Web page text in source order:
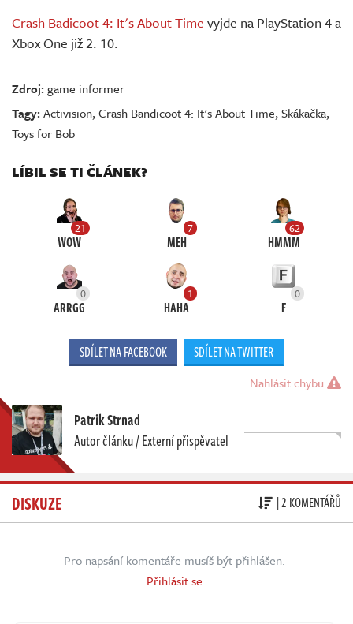
Crash Badicoot 4: It's About Time vyjde na PlayStation 4 a
Xbox One již 2. 10.
Zdroj:game informer
Tagy:Activision,Crash Bandicoot 4: It's About Time,Skákačka,
Toys for Bob
LÍBIL SE TI ČLÁNEK?
21
WOW
7
MEH
62
HMMM
0
ARRGG
1
HAHA
0
F
SDÍLET NA FACEBOOK SDÍLET NA TWITTER
Nahlásit chybu
Patrik Strnad
Autor článku / Externí přispěvatel
DISKUZE | 2 KOMENTÁŘŮ
Pro napsání komentáře musíš být přihlášen.
Přihlásit se